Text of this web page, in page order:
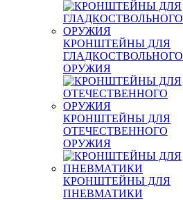
КРОНШТЕЙНЫ ДЛЯ
ГЛАДКОСТВОЛЬНОГО
ОРУЖИЯ
КРОНШТЕЙНЫ ДЛЯ
ОТЕЧЕСТВЕННОГО
ОРУЖИЯ
КРОНШТЕЙНЫ ДЛЯ
ПНЕВМАТИКИ